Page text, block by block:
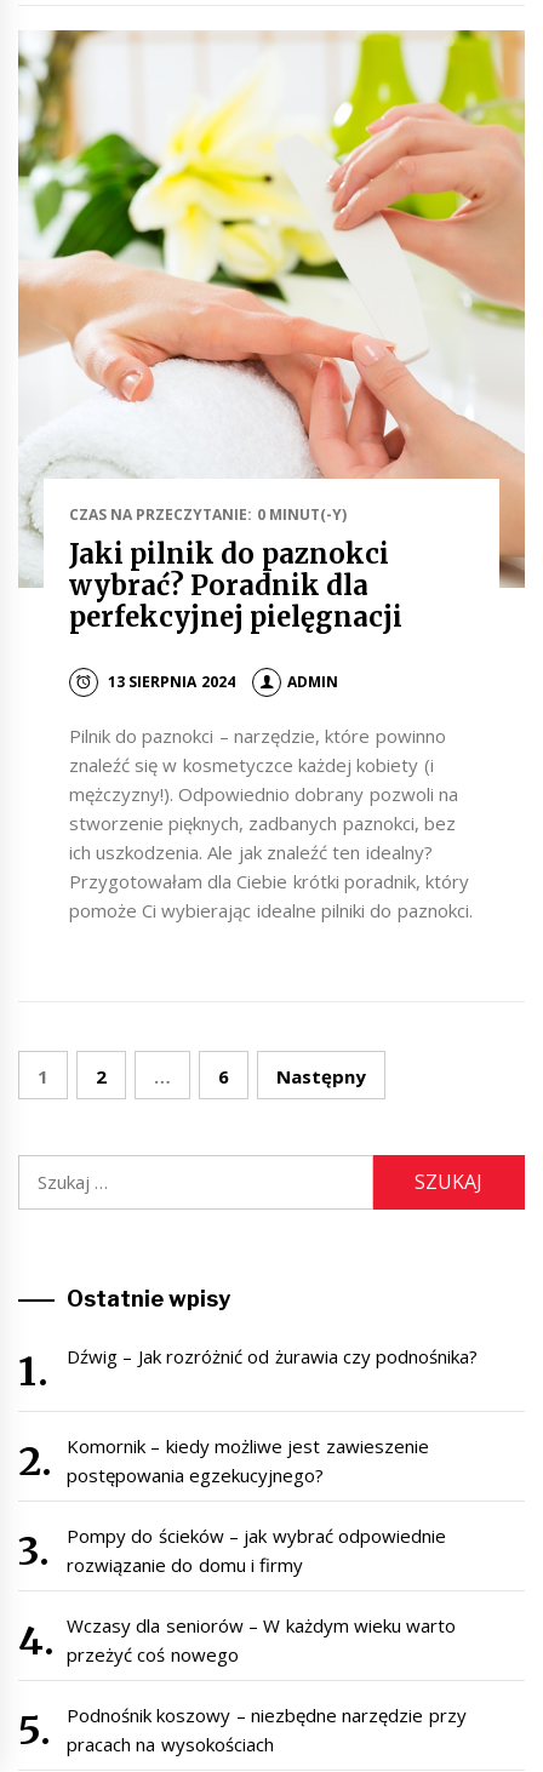
CZAS NA PRZECZYTANIE: 0 MINUT(-Y)
Jaki pilnik do paznokci
wybrać? Poradnik dla
perfekcyjnej pielęgnacji
13 SIERPNIA 2024 ADMIN
Pilnik do paznokci – narzędzie, które powinno
znaleźć się w kosmetyczce każdej kobiety (i
mężczyzny!). Odpowiednio dobrany pozwoli na
stworzenie pięknych, zadbanych paznokci, bez
ich uszkodzenia. Ale jak znaleźć ten idealny?
Przygotowałam dla Ciebie krótki poradnik, który
pomoże Ci wybierając idealne pilniki do paznokci.
Nawigacja
po
1 2 … 6 Następny
Ostatnie wpisy
Dźwig – Jak rozróżnić od żurawia czy podnośnika?
Komornik – kiedy możliwe jest zawieszenie
postępowania egzekucyjnego?
Pompy do ścieków – jak wybrać odpowiednie
rozwiązanie do domu i firmy
Wczasy dla seniorów – W każdym wieku warto
przeżyć coś nowego
Podnośnik koszowy – niezbędne narzędzie przy
pracach na wysokościach